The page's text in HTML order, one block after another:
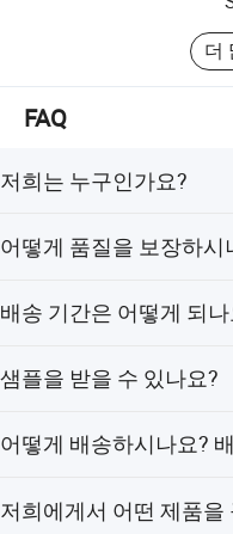
포장 및 배송
회사 프로필
양질의 제품을 만들어
의료 제품 등의 실험실
. 우리는 세계 전시회에
등의 기타 전시회에 부스
진심으로 협조해 줄 것을
더
FAQ
저희는 누구인가요?
을 시작하여 아프리카
매하고 있습니다. 저희 사
있습니다.
어떻게 품질을 보장하시
검사를 실시합니다.
배송 기간은 어떻게 되
샘플을 받을 수 있나요?
릴 수 있습니다.
어떻게 배송하시나요?
일반적으로 3-5일 정도 소
저희에게서 어떤 제품을